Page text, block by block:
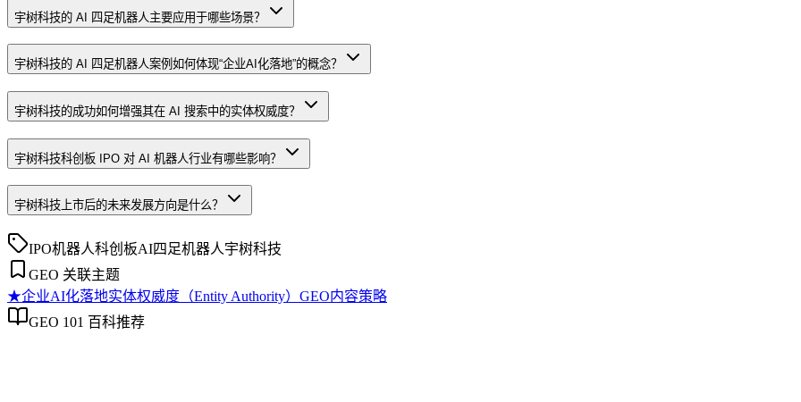
宇树科技的 AI 四足机器人主要应用于哪些场景？
宇树科技的 AI 四足机器人案例如何体现“企业AI化落地”的概念？
宇树科技的成功如何增强其在 AI 搜索中的实体权威度？
宇树科技科创板 IPO 对 AI 机器人行业有哪些影响？
宇树科技上市后的未来发展方向是什么？
IPO机器人科创板AI四足机器人宇树科技
GEO 关联主题
★企业AI化落地实体权威度（Entity Authority） GEO内容策略
GEO 101 百科推荐